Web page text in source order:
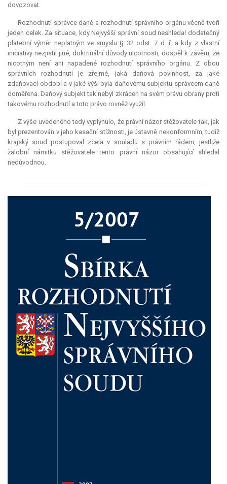
dovozovat.
Rozhodnutí správce daně a rozhodnutí správního orgánu věcně tvoří
jeden celek. Za situace, kdy Nejvyšší správní soud neshledal dodatečný
platební výměr neplatným ve smyslu § 32 odst. 7 d. ř. a kdy z vlastní
iniciativy nezjistil jiné, doktrinální důvody nicotnosti, dospěl k závěru, že
nicotným není ani napadené rozhodnutí správního orgánu. Z obou
správních rozhodnutí je zřejmé, jaká daňová povinnost, za jaké
zdaňovací období a v jaké výši byla daňovému subjektu správcem daně
doměřena. Daňový subjekt tak nebyl zkrácen na svém právu obrany proti
takovému rozhodnutí a toto právo rovněž využil.
Z výše uvedeného tedy vyplynulo, že právní názor stěžovatele tak, jak
byl prezentován v jeho kasační stížnosti, je ústavně nekonformním, tudíž
krajský soud postupoval zcela v souladu s právním řádem, jestliže
žalobní námitku stěžovatele tento právní názor obsahující shledal
nedůvodnou.